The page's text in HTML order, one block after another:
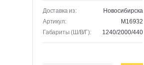
Доставка из:
Новосибирска
Артикул:
M16932
Габариты (Ш/В/Г):
1240/2000/440